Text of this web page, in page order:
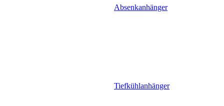
Absenkanhänger
Tiefkühlanhänger